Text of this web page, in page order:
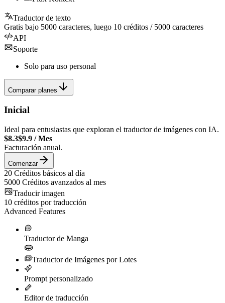
Traductor de texto
Gratis bajo 5000 caracteres, luego 10 créditos / 5000 caracteres
API
Soporte
Solo para uso personal
Comparar planes
Inicial
Ideal para entusiastas que exploran el traductor de imágenes con IA.
$8.3$9.9 /Mes
Facturación anual.
Comenzar
20 Créditos básicos al día
5000 Créditos avanzados al mes
Traducir imagen
10 créditos por traducción
Advanced Features
Traductor de Manga
Traductor de Imágenes por Lotes
Prompt personalizado
Editor de traducción